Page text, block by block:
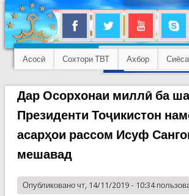
Асосӣ Сохтори ТВТ Ахбор
Дар Осорхонаи миллӣ ба
Президенти Тоҷикистон
асарҳои рассом Исуф
мешавад
Опубликовано чт, 14/11/2019 - 10:34